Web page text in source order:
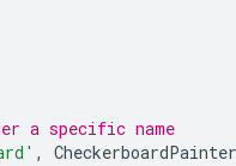
a specific name
, CheckerboardPainter